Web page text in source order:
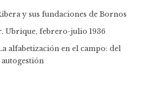
y sus fundaciones de Bornos
Ubrique, febrero-julio 1936
alfabetización en el campo: del
autogestión